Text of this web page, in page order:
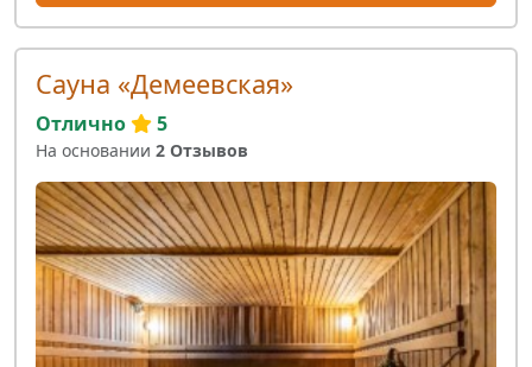
Сауна «Демеевская»
Отлично 5
На основании 2 Отзывов